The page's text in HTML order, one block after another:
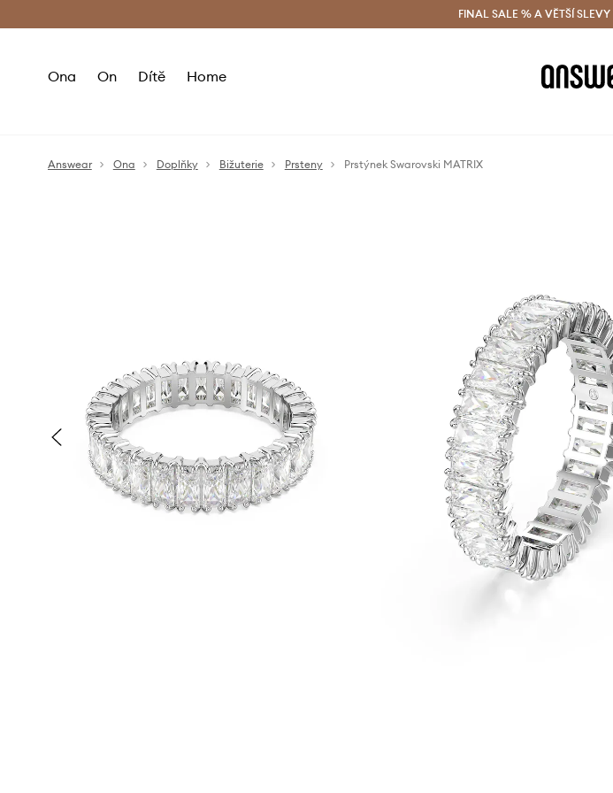
Doručení a vrácení zdarma (od 1800 Kč)
FINAL SALE % A VĚTŠÍ
Ona On Dítě Home
Answear Ona Doplňky Bižuterie Prsteny Prstýnek Swarovski MATRIX